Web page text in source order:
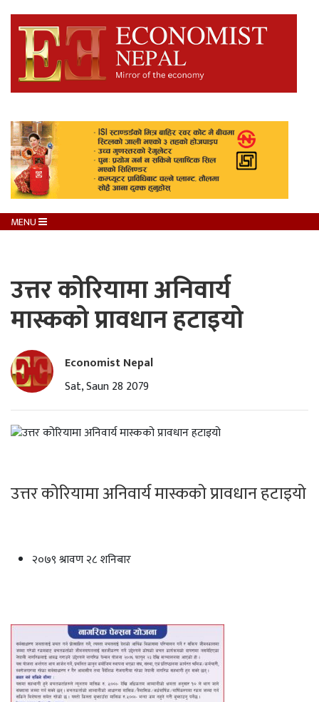
MENU
उत्तर कोरियामा अनिवार्य
मास्कको प्रावधान हटाइयो
Economist Nepal
Sat, Saun 28 2079
उत्तर कोरियामा अनिवार्य मास्कको प्रावधान हटाइयो
२०७९ श्रावण २८ शनिबार